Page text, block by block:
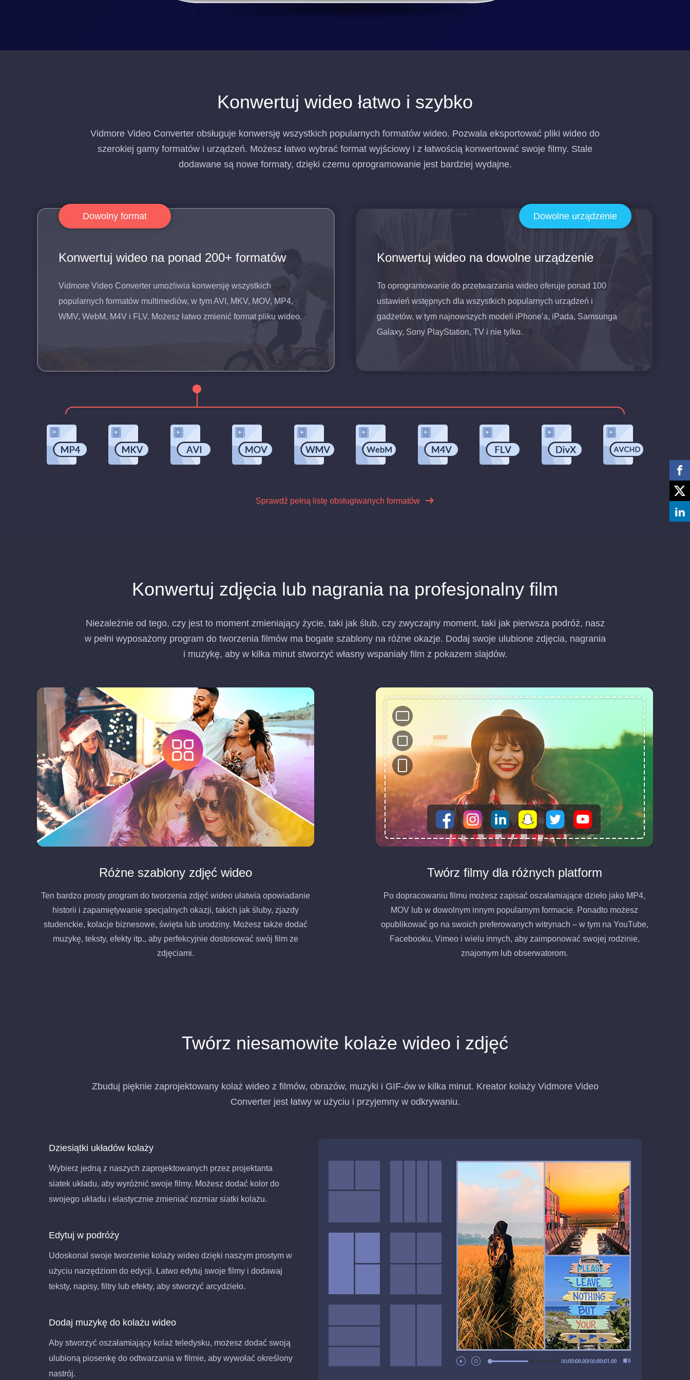
Konwertuj wideo łatwo i szybko
Vidmore Video Converter obsługuje konwersję wszystkich popularnych formatów wideo. Pozwala eksportować pliki wideo do
szerokiej gamy formatów i urządzeń. Możesz łatwo wybrać format wyjściowy i z łatwością konwertować swoje filmy. Stale
dodawane są nowe formaty, dzięki czemu oprogramowanie jest bardziej wydajne.
Dowolny format
Konwertuj wideo na ponad 200+ formatów
Vidmore Video Converter umożliwia konwersję wszystkich
popularnych formatów multimediów, w tym AVI, MKV, MOV, MP4,
WMV, WebM, M4V i FLV. Możesz łatwo zmienić format pliku wideo.
Dowolne urządzenie
Konwertuj wideo na dowolne urządzenie
To oprogramowanie do przetwarzania wideo oferuje ponad 100
ustawień wstępnych dla wszystkich popularnych urządzeń i
gadżetów, w tym najnowszych modeli iPhone'a, iPada, Samsunga
Galaxy, Sony PlayStation, TV i nie tylko.
Sprawdź pełną listę obsługiwanych formatów
Konwertuj zdjęcia lub nagrania na profesjonalny film
Niezależnie od tego, czy jest to moment zmieniający życie, taki jak ślub, czy zwyczajny moment, taki jak pierwsza podróż, nasz
w pełni wyposażony program do tworzenia filmów ma bogate szablony na różne okazje. Dodaj swoje ulubione zdjęcia, nagrania
i muzykę, aby w kilka minut stworzyć własny wspaniały film z pokazem slajdów.
Różne szablony zdjęć wideo
Ten bardzo prosty program do tworzenia zdjęć wideo ułatwia opowiadanie
historii i zapamiętywanie specjalnych okazji, takich jak śluby, zjazdy
studenckie, kolacje biznesowe, święta lub urodziny. Możesz także dodać
muzykę, teksty, efekty itp., aby perfekcyjnie dostosować swój film ze
zdjęciami.
Twórz filmy dla różnych platform
Po dopracowaniu filmu możesz zapisać oszałamiające dzieło jako MP4,
MOV lub w dowolnym innym popularnym formacie. Ponadto możesz
opublikować go na swoich preferowanych witrynach – w tym na YouTube,
Facebooku, Vimeo i wielu innych, aby zaimponować swojej rodzinie,
znajomym lub obserwatorom.
Twórz niesamowite kolaże wideo i zdjęć
Zbuduj pięknie zaprojektowany kolaż wideo z filmów, obrazów, muzyki i GIF-ów w kilka minut. Kreator kolaży Vidmore Video
Converter jest łatwy w użyciu i przyjemny w odkrywaniu.
Dziesiątki układów kolaży
Wybierz jedną z naszych zaprojektowanych przez projektanta
siatek układu, aby wyróżnić swoje filmy. Możesz dodać kolor do
swojego układu i elastycznie zmieniać rozmiar siatki kolażu.
Edytuj w podróży
Udoskonal swoje tworzenie kolaży wideo dzięki naszym prostym w
użyciu narzędziom do edycji. Łatwo edytuj swoje filmy i dodawaj
teksty, napisy, filtry lub efekty, aby stworzyć arcydzieło.
Dodaj muzykę do kolażu wideo
Aby stworzyć oszałamiający kolaż teledysku, możesz dodać swoją
ulubioną piosenkę do odtwarzania w filmie, aby wywołać określony
nastrój.